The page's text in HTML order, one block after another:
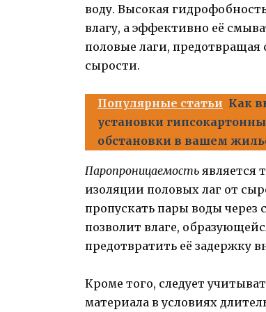
воду. Высокая
влагу, а эффективно её
половые лаги, предотвращая
сырости.
Популярные статьи Как
установки
обстановки в вашем
Паропроницаемость является
изоляции половых лаг от
пропускать пары воды
позволит влаге,
предотвратить её задержку
Кроме того, следует
материала в условиях